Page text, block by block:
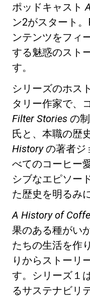
ポッドキャスト
ン2がスタート
ンテンツをフィ
する魅惑のスト
す。
シリーズのホス
タリー作家で、
Filter Stories の
氏と、本職の歴
Historyの著者ジ
べてのコーヒー
シブなエピソー
た歴史を明るみ
A History of
果のある種がい
たちの生活を作
りからストーリ
す。シリーズ１
るサステナビリ
研究室紹介
サスティナ
接続
お問い合わせ
プライバシーポリシー